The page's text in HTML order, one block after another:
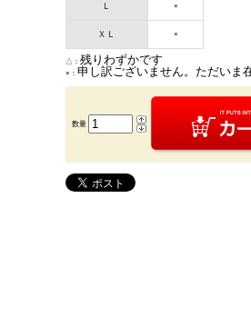
Ｌ ×
ＸＬ ×
△： 残りわずかです
×： 申し訳ございません。ただいま
数量